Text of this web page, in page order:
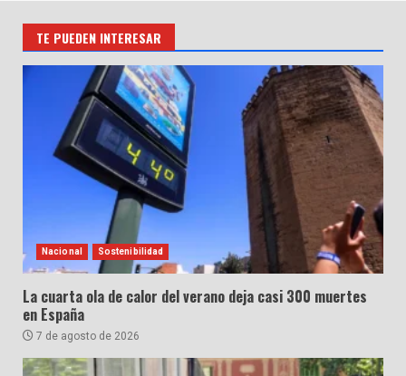
TE PUEDEN INTERESAR
Nacional Sostenibilidad
La cuarta ola de calor del verano deja casi 300 muertes
en España
7 de agosto de 2026